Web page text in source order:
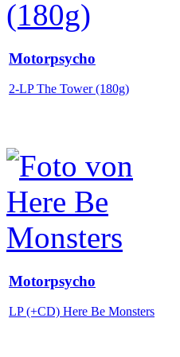
Motorpsycho
2-LP The Tower (180g)
Motorpsycho
LP (+CD) Here Be Monsters